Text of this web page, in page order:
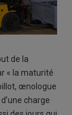
de la
« la maturité
œnologue
charge